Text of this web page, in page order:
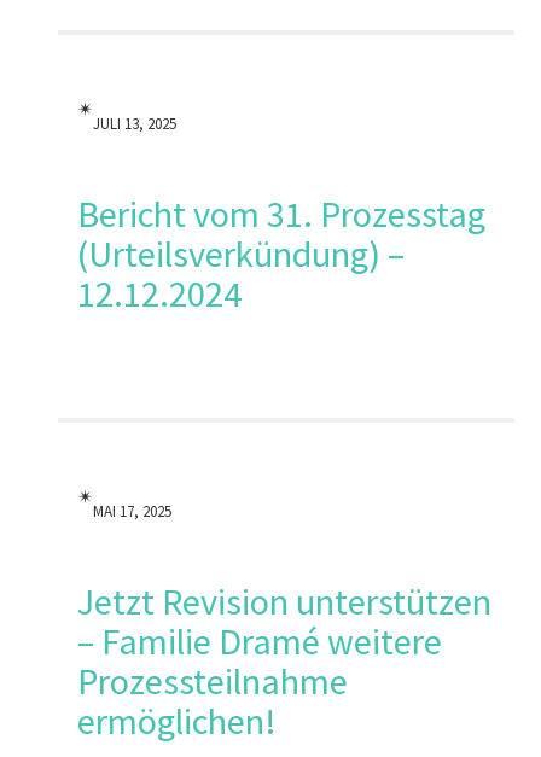
✴︎
JULI 13, 2025
Bericht vom 31. Prozesstag
(Urteilsverkündung) –
12.12.2024
✴︎
MAI 17, 2025
Jetzt Revision unterstützen
– Familie Dramé weitere
Prozessteilnahme
ermöglichen!